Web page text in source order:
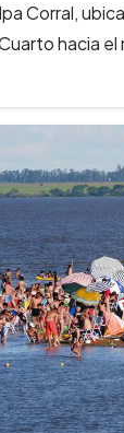
Corral,
hacia